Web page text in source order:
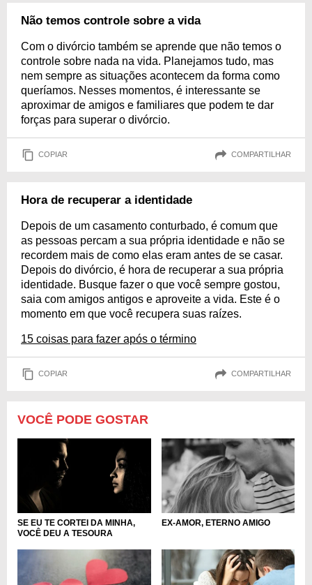
Não temos controle sobre a vida
Com o divórcio também se aprende que não temos o
controle sobre nada na vida. Planejamos tudo, mas
nem sempre as situações acontecem da forma como
queríamos. Nesses momentos, é interessante se
aproximar de amigos e familiares que podem te dar
forças para superar o divórcio.
COPIAR COMPARTILHAR
Hora de recuperar a identidade
Depois de um casamento conturbado, é comum que
as pessoas percam a sua própria identidade e não se
recordem mais de como elas eram antes de se casar.
Depois do divórcio, é hora de recuperar a sua própria
identidade. Busque fazer o que você sempre gostou,
saia com amigos antigos e aproveite a vida. Este é o
momento em que você recupera suas raízes.
15 coisas para fazer após o término
COPIAR COMPARTILHAR
VOCÊ PODE GOSTAR
SE EU TE CORTEI DA MINHA,
VOCÊ DEU A TESOURA
EX-AMOR, ETERNO AMIGO